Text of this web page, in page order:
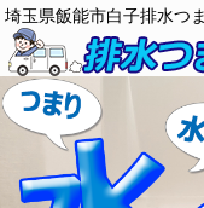
埼玉県飯能市白子排水つ